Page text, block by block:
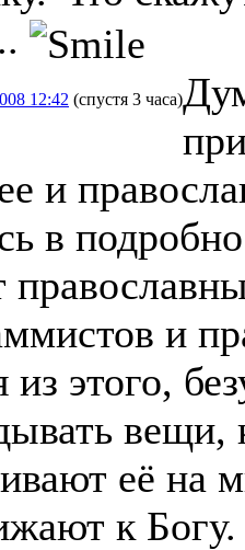
12:42 (спустя 3 часа)
и
в
и
из этого,
вещи,
её на
к Богу.